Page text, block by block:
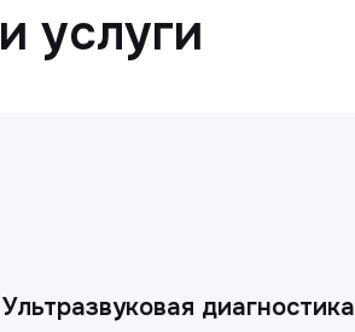
услуги
Ультразвуковая диагностика